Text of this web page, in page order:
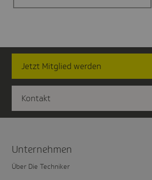
Jetzt Mitglied werden
Kontakt
Unter­nehmen
Über Die Techniker